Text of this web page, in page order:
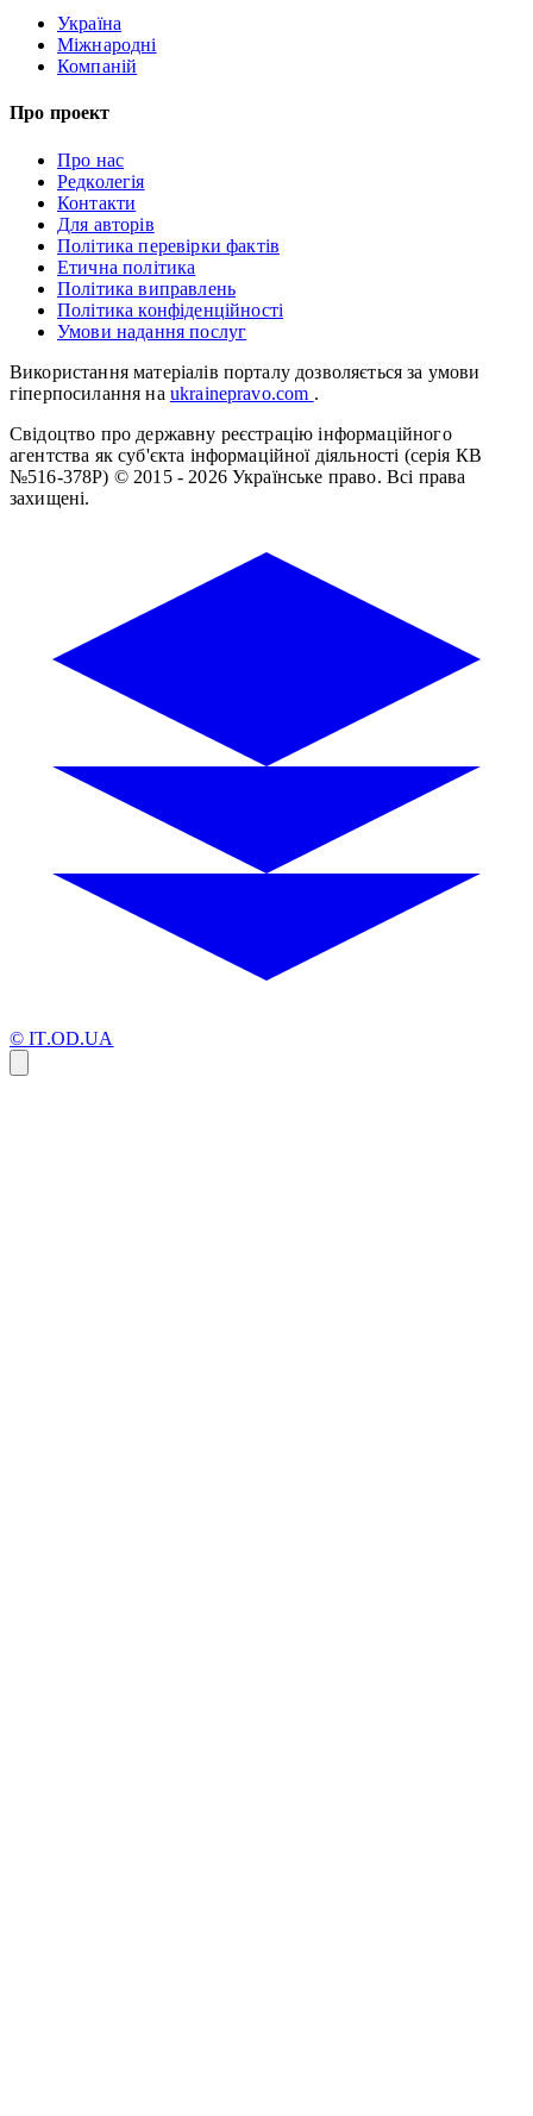
Україна
Міжнародні
Компаній
Про проект
Про нас
Редколегія
Контакти
Для авторів
Політика перевірки фактів
Етична політика
Політика виправлень
Політика конфіденційності
Умови надання послуг
Використання матеріалів порталу дозволяється за умови
гіперпосилання на ukrainepravo.com .
Свідоцтво про державну реєстрацію інформаційного
агентства як суб'єкта інформаційної діяльності (серія КВ
№516-378Р) © 2015 - 2026 Українське право. Всі права
захищені.
© IT.OD.UA